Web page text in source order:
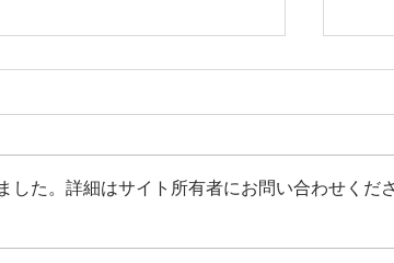
お知らせ】「あつまれ！少 【レ
した。詳細はサイト所有者にお問い合わせくださ